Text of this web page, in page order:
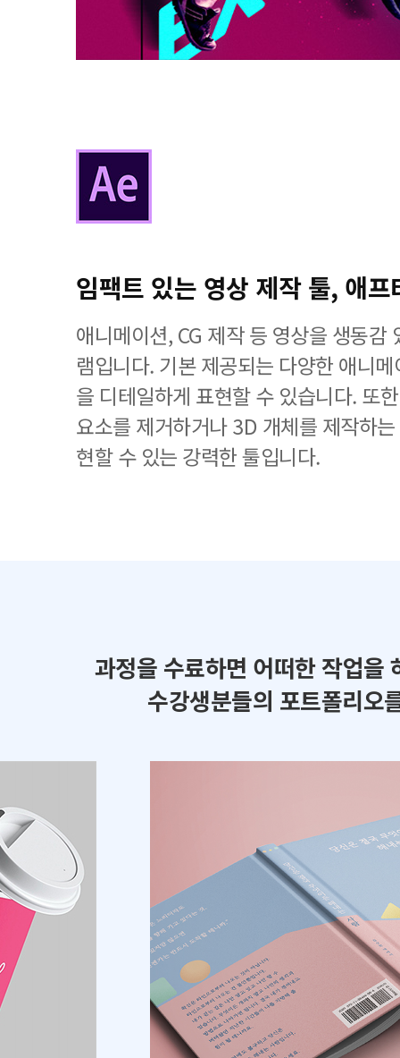
임팩트 있는 영상 제작 툴, 애프
애니메이션, CG 제작 등 영상을 생동감
램입니다. 기본 제공되는 다양한 애니
을 디테일하게 표현할 수 있습니다. 또
요소를 제거하거나 3D 개체를 제작하
현할 수 있는 강력한 툴입니다.
과정을 수료하면 어떠한 작업을
수강생분들의 포트폴리오